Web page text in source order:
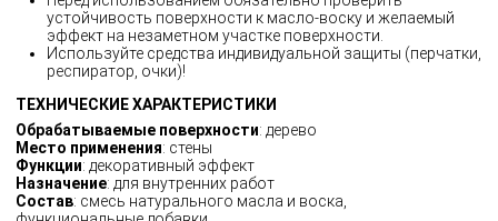
устойчивость поверхности к масло-воску и желаемый
эффект на незаметном участке поверхности.
Используйте средства индивидуальной защиты (перчатки,
респиратор, очки)!
ТЕХНИЧЕСКИЕ ХАРАКТЕРИСТИКИ
Обрабатываемые поверхности: дерево
Место применения: стены
Функции: декоративный эффект
Назначение: для внутренних работ
Состав: смесь натурального масла и воска,